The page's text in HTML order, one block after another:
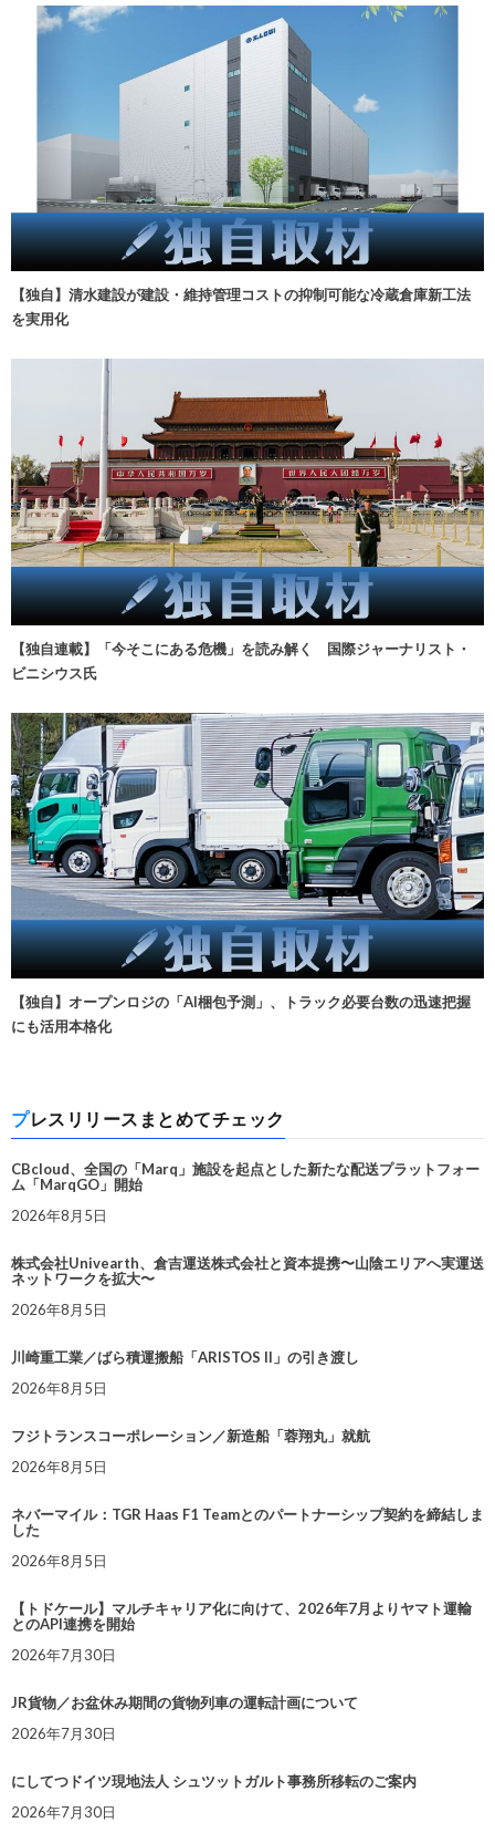
【独自】清水建設が建設・維持管理コストの抑制可能な冷蔵倉庫新工法
を実用化
【独自連載】「今そこにある危機」を読み解く 国際ジャーナリスト・
ビニシウス氏
【独自】オープンロジの「AI梱包予測」、トラック必要台数の迅速把握
にも活用本格化
プレスリリースまとめてチェック
CBcloud、全国の「Marq」施設を起点とした新たな配送プラットフォー
ム「MarqGO」開始
2026年8月5日
株式会社Univearth、倉吉運送株式会社と資本提携〜山陰エリアへ実運送
ネットワークを拡大〜
2026年8月5日
川崎重工業／ばら積運搬船「ARISTOS II」の引き渡し
2026年8月5日
フジトランスコーポレーション／新造船「蓉翔丸」就航
2026年8月5日
ネバーマイル：TGR Haas F1 Teamとのパートナーシップ契約を締結しま
した
2026年8月5日
【トドケール】マルチキャリア化に向けて、2026年7月よりヤマト運輸
とのAPI連携を開始
2026年7月30日
JR貨物／お盆休み期間の貨物列車の運転計画について
2026年7月30日
にしてつドイツ現地法人 シュツットガルト事務所移転のご案内
2026年7月30日